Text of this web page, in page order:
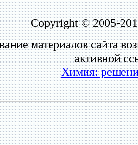
Copyright © 2005-
материалов сайта
активной
Химия: